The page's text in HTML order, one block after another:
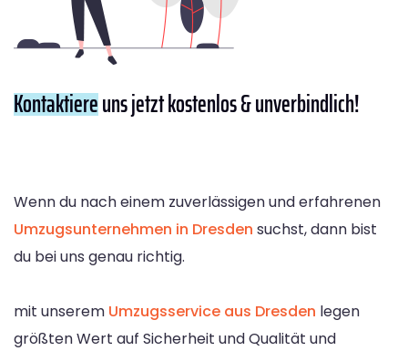
Kontaktiereuns jetzt kostenlos & unverbindlich!
Wenn du nach einem zuverlässigen und erfahrenen
Umzugsunternehmen in Dresden suchst, dann bist
du bei uns genau richtig.
mit unserem Umzugsservice aus Dresden legen
größten Wert auf Sicherheit und Qualität und